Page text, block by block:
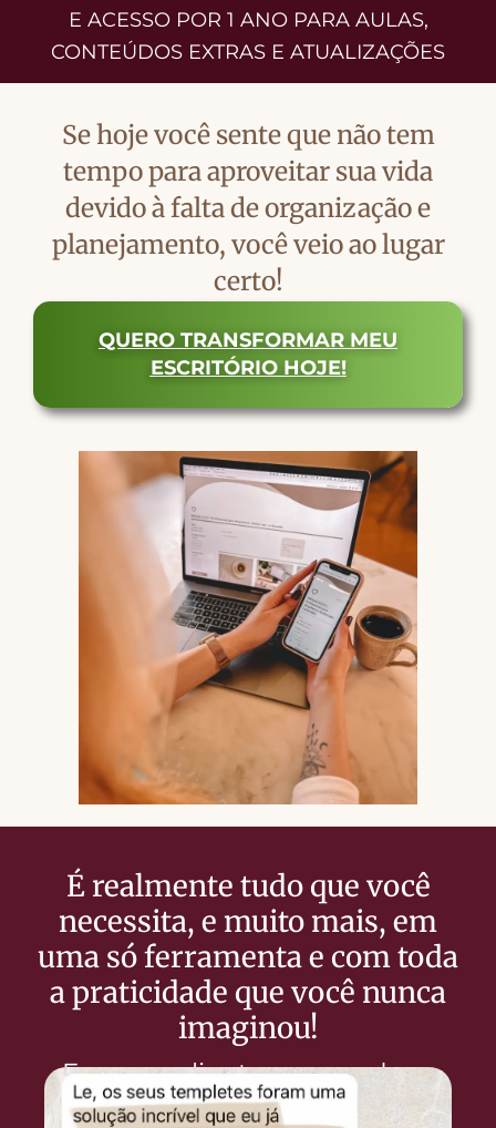
E ACESSO POR 1 ANO PARA AULAS,
CONTEÚDOS EXTRAS E ATUALIZAÇÕES
Se hoje você sente que não tem
tempo para aproveitar sua vida
devido à falta de organização e
planejamento, você veio ao lugar
certo!
QUERO TRANSFORMAR MEU
ESCRITÓRIO HOJE!
É realmente tudo que você
necessita, e muito mais, em
uma só ferramenta e com toda
a praticidade que você nunca
imaginou!
E nossos clientes concordam: